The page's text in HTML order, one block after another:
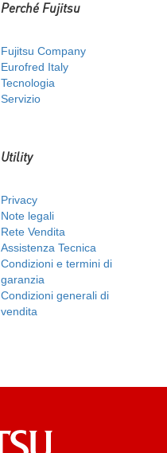
Perché Fujitsu
Fujitsu Company
Eurofred Italy
Tecnologia
Servizio
Utility
Privacy
Note legali
Rete Vendita
Assistenza Tecnica
Condizioni e termini di
garanzia
Condizioni generali di
vendita